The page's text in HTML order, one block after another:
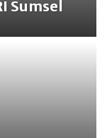
Sumsel